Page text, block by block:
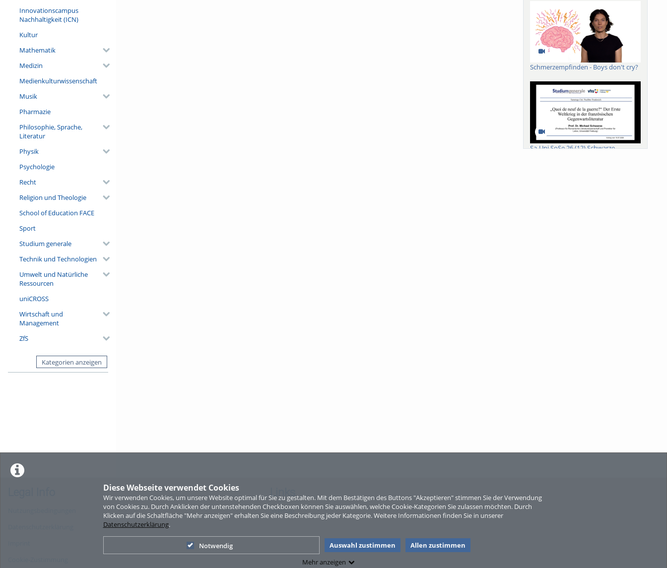
Diese Webseite verwendet Cookies
Wir verwenden Cookies, um unsere Website optimal für Sie zu gestalten. Mit dem Bestätigen des Buttons "Akzeptieren" stimmen Sie der Verwendung
von Cookies zu. Durch Anklicken der untenstehenden Checkboxen können Sie auswählen, welche Cookie-Kategorien Sie zulassen möchten. Durch
Klicken auf die Schaltfläche "Mehr anzeigen" erhalten Sie eine Beschreibung jeder Kategorie. Weitere Informationen finden Sie in unserer
Datenschutzerklärung.
Notwendig Auswahl zustimmen
Allen zustimmen
Mehr anzeigen
Innovationscampus
Nachhaltigkeit (ICN)
Kultur
Mathematik
Medizin
Medienkulturwissenschaft
Musik
Pharmazie
Philosophie, Sprache,
Literatur
Physik
Psychologie
Recht
Religion und Theologie
School of Education FACE
Sport
Studium generale
Technik und Technologien
Umwelt und Natürliche
Ressourcen
uniCROSS
Wirtschaft und
Management
ZfS
Kategorien anzeigen
Schmerzempfinden - Boys don't cry?
Sa-Uni SoSe 26 (12) Schwarze
Sperber
Links
Sitemap